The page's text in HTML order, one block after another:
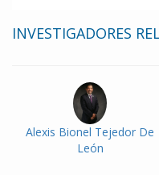
INVESTIGADORES
Alexis Bionel Tejedor De
León